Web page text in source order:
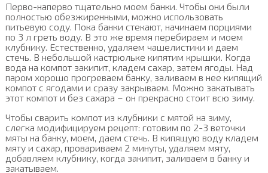
Перво-наперво тщательно моем банки. Чтобы они были
полностью обезжиренными, можно использовать
питьевую соду. Пока банки стекают, начинаем порциями
по 3 л греть воду. В это же время перебираем и моем
клубнику. Естественно, удаляем чашелистики и даем
стечь. В небольшой кастрюльке кипятим крышки. Когда
вода на компот закипит, кладем сахар, затем ягоды. Над
паром хорошо прогреваем банку, заливаем в нее кипящий
компот с ягодами и сразу закрываем. Можно закатывать
этот компот и без сахара – он прекрасно стоит всю зиму.
Чтобы сварить компот из клубники с мятой на зиму,
слегка модифицируем рецепт: готовим по 2-3 веточки
мяты на банку, моем, даем стечь. В кипящую воду кладем
мяту и сахар, провариваем 2 минуты, удаляем мяту,
добавляем клубнику, когда закипит, заливаем в банку и
закатываем.